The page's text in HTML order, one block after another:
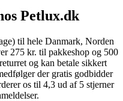
Petlux.dk
til hele Danmark, Norden
275 kr. til pakkeshop og 500
og kan betale sikkert
der gratis godbidder
os til 4,3 ud af 5 stjerner